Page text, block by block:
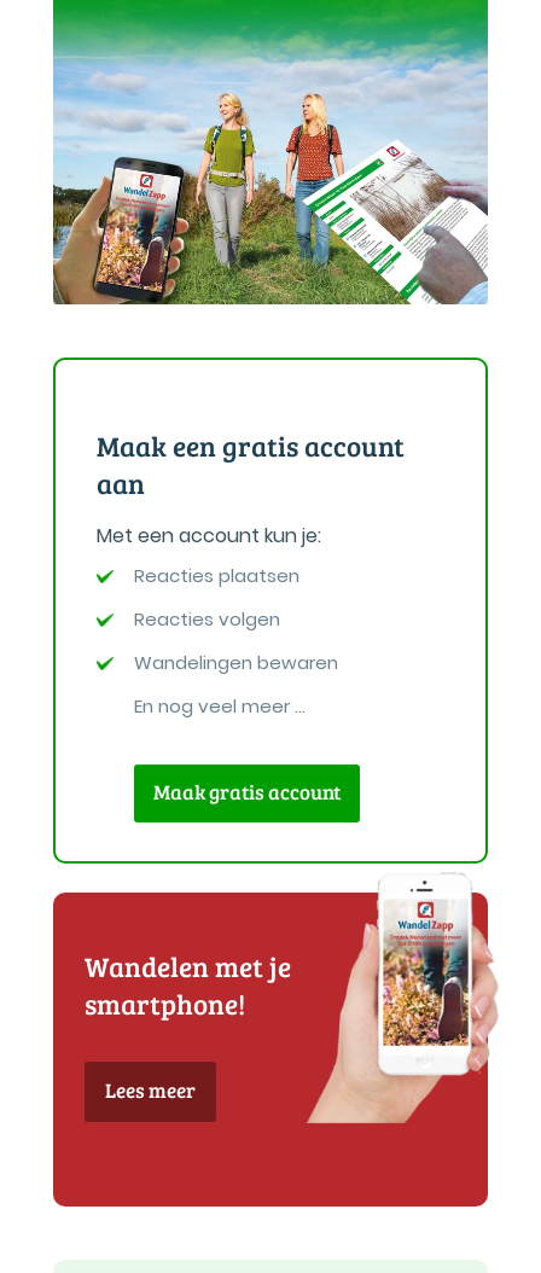
Maak een gratis account
aan
Met een account kun je:
Reacties plaatsen
Reacties volgen
Wandelingen bewaren
En nog veel meer ...
Maak gratis account
Wandelen met je
smartphone!
Lees meer